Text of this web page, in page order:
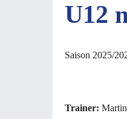
U12
Saison 2025/
Trainer: